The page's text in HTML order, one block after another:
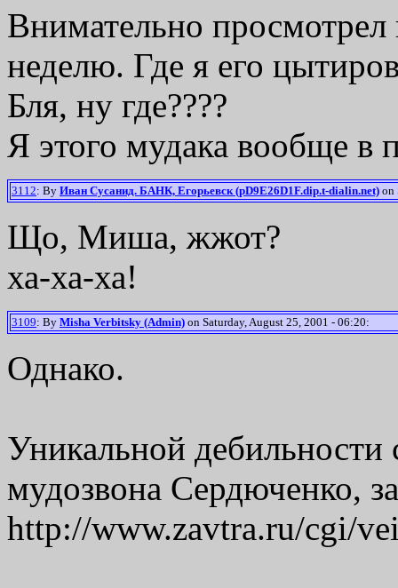
Внимательно
неделю. Где я его
Бля, ну где????
Я этого мудака вообще в
3112: By Иван Сусанид. БАНК, Егорьевск (pD9E26D1F.dip.t-dialin.net) on
Що, Миша, жжот?
ха-ха-ха!
3109: By Misha Verbitsky (Admin) on Saturday, August 25, 2001 - 06:20:
Однако.
Уникальной дебильности
мудозвона Сердюченко,
http://www.zavtra.ru/cgi/